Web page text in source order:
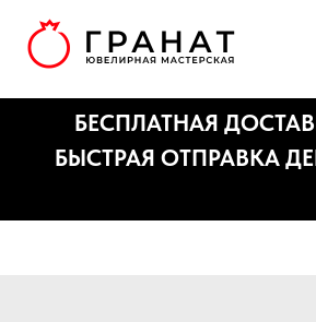
БЫСТРАЯ ОТПРАВКА ДЕНЬ-В-ДЕНЬ